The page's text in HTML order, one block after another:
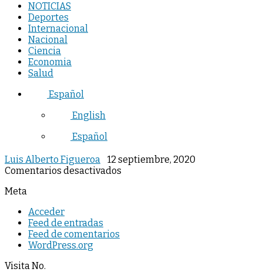
NOTICIAS
Deportes
Internacional
Nacional
Ciencia
Economia
Salud
Español
English
Español
Luis Alberto Figueroa
12 septiembre, 2020
Comentarios desactivados
Meta
Acceder
Feed de entradas
Feed de comentarios
WordPress.org
Visita No.